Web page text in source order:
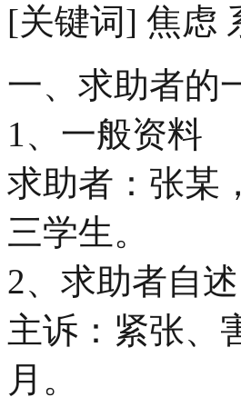
[关键词] 焦虑
一、求助者的
1、一般资料
求助者：张某
三学生。
2、求助者自述
主诉：紧张、
月。